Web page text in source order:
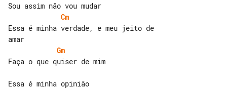
Cm
Essa é minha verdade, e meu jeito de
Gm
Faça o que quiser de mim
Essa é minha opinião